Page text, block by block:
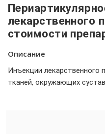
лекарственного
стоимости
Описание
Инъекции лекарственного
тканей, окружающих